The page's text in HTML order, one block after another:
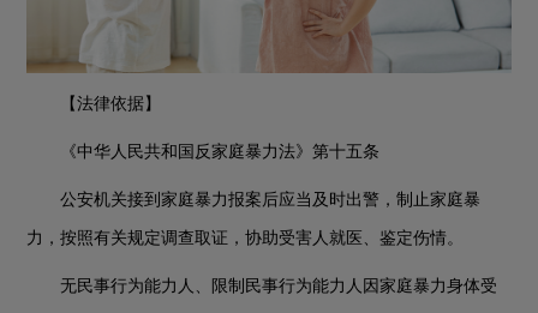
【法律依据】
《中华人民共和国反家庭暴力法》第十五条
公安机关接到家庭暴力报案后应当及时出警，制止家庭暴
力，按照有关规定调查取证，协助受害人就医、鉴定伤情。
无民事行为能力人、限制民事行为能力人因家庭暴力身体受